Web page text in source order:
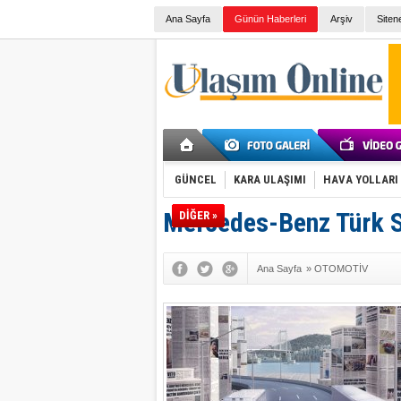
Ana Sayfa Günün Haberleri Arşiv
GÜNCEL KARA ULAŞIMI HAVA YOLLARI
DİĞER »
Mercedes-Benz Türk
Ana Sayfa » OTOMOTİV